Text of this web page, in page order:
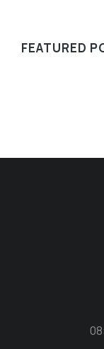
FEATURED